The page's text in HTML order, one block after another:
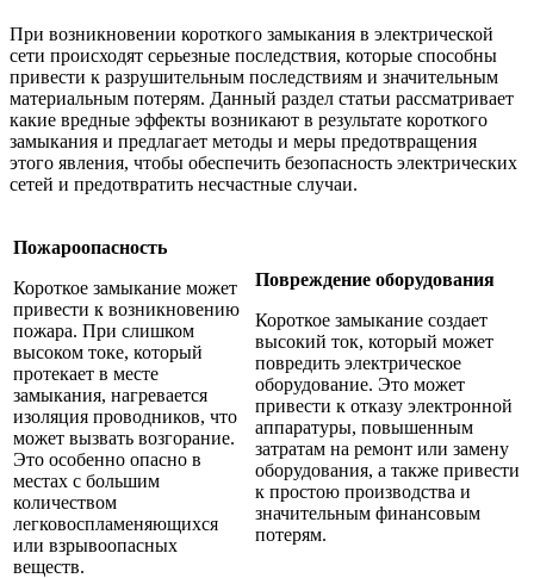
При возникновении короткого замыкания в электрической
сети происходят серьезные последствия, которые способны
привести к разрушительным последствиям и значительным
материальным потерям. Данный раздел статьи рассматривает
какие вредные эффекты возникают в результате короткого
замыкания и предлагает методы и меры предотвращения
этого явления, чтобы обеспечить безопасность электрических
сетей и предотвратить несчастные случаи.
Пожароопасность
Короткое замыкание может
привести к возникновению
пожара. При слишком
высоком токе, который
протекает в месте
замыкания, нагревается
изоляция проводников, что
может вызвать возгорание.
Это особенно опасно в
местах с большим
количеством
легковоспламеняющихся
или взрывоопасных
веществ.
Повреждение оборудования
Короткое замыкание создает
высокий ток, который может
повредить электрическое
оборудование. Это может
привести к отказу электронной
аппаратуры, повышенным
затратам на ремонт или замену
оборудования, а также привести
к простою производства и
значительным финансовым
потерям.